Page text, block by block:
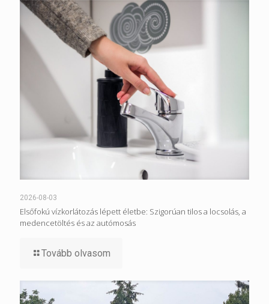
2026-08-03
Elsőfokú vízkorlátozás lépett életbe: Szigorúan tilos a locsolás, a
medencetöltés és az autómosás
Tovább olvasom